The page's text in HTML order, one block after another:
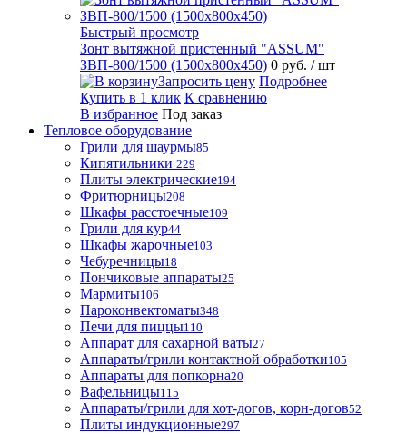
Быстрый просмотр
Зонт вытяжной пристенный "ASSUM"
ЗВП-800/1500 (1500х800х450) 0 руб. / шт
Запросить цену Подробнее
Купить в 1 клик К сравнению
В избранное Под заказ
Тепловое оборудование
Грили для шаурмы85
Кипятильники 229
Плиты электрические194
Фритюрницы208
Шкафы расстоечные109
Грили для кур44
Шкафы жарочные103
Чебуречницы18
Пончиковые аппараты25
Мармиты106
Пароконвектоматы348
Печи для пиццы110
Аппарат для сахарной ваты27
Аппараты/грили контактной обработки105
Аппараты для попкорна20
Вафельницы115
Аппараты/грили для хот-догов, корн-догов52
Плиты индукционные297